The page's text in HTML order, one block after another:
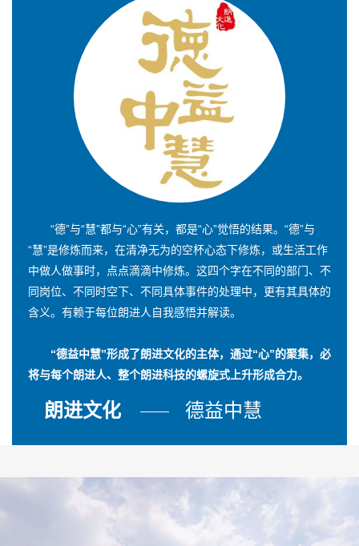
“德”与“慧”都与“心”有关，都是“心”觉悟的结果。“德”与
“慧”是修炼而来，在清净无为的空杯心态下修炼，或生活工作
中做人做事时，点点滴滴中修炼。这四个字在不同的部门、不
同岗位、不同时空下、不同具体事件的处理中，更有其具体的
含义。有赖于每位朗进人自我感悟并解读。
“德益中慧”形成了朗进文化的主体，通过“心”的聚集，必
将与每个朗进人、整个朗进科技的螺旋式上升形成合力。
朗进文化 德益中慧